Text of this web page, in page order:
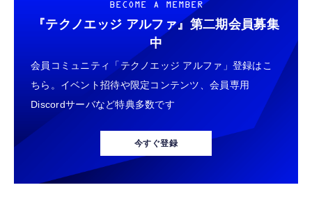
BECOME A MEMBER
『テクノエッジ アルファ』 第二期会員募集
中
会員コミュニティ「テクノエッジ アルファ」登録はこ
ちら。イベント招待や限定コンテンツ、会員専用
Discordサーバなど特典多数です
今すぐ登録